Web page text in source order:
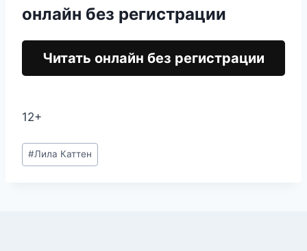
онлайн без регистрации
Читать онлайн без регистрации
12+
Метки
записи:
#Лила Каттен